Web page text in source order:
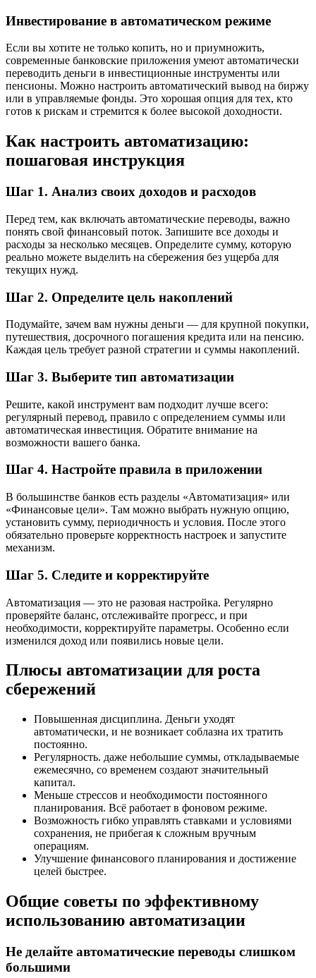
Инвестирование в автоматическом режиме
Если вы хотите не только копить, но и приумножить,
современные банковские приложения умеют автоматически
переводить деньги в инвестиционные инструменты или
пенсионы. Можно настроить автоматический вывод на биржу
или в управляемые фонды. Это хорошая опция для тех, кто
готов к рискам и стремится к более высокой доходности.
Как настроить автоматизацию:
пошаговая инструкция
Шаг 1. Анализ своих доходов и расходов
Перед тем, как включать автоматические переводы, важно
понять свой финансовый поток. Запишите все доходы и
расходы за несколько месяцев. Определите сумму, которую
реально можете выделить на сбережения без ущерба для
текущих нужд.
Шаг 2. Определите цель накоплений
Подумайте, зачем вам нужны деньги — для крупной покупки,
путешествия, досрочного погашения кредита или на пенсию.
Каждая цель требует разной стратегии и суммы накоплений.
Шаг 3. Выберите тип автоматизации
Решите, какой инструмент вам подходит лучше всего:
регулярный перевод, правило с определением суммы или
автоматическая инвестиция. Обратите внимание на
возможности вашего банка.
Шаг 4. Настройте правила в приложении
В большинстве банков есть разделы «Автоматизация» или
«Финансовые цели». Там можно выбрать нужную опцию,
установить сумму, периодичность и условия. После этого
обязательно проверьте корректность настроек и запустите
механизм.
Шаг 5. Следите и корректируйте
Автоматизация — это не разовая настройка. Регулярно
проверяйте баланс, отслеживайте прогресс, и при
необходимости, корректируйте параметры. Особенно если
изменился доход или появились новые цели.
Плюсы автоматизации для роста
сбережений
Повышенная дисциплина. Деньги уходят
автоматически, и не возникает соблазна их тратить
постоянно.
Регулярность. даже небольшие суммы, откладываемые
ежемесячно, со временем создают значительный
капитал.
Меньше стрессов и необходимости постоянного
планирования. Всё работает в фоновом режиме.
Возможность гибко управлять ставками и условиями
сохранения, не прибегая к сложным вручным
операциям.
Улучшение финансового планирования и достижение
целей быстрее.
Общие советы по эффективному
использованию автоматизации
Не делайте автоматические переводы слишком
большими